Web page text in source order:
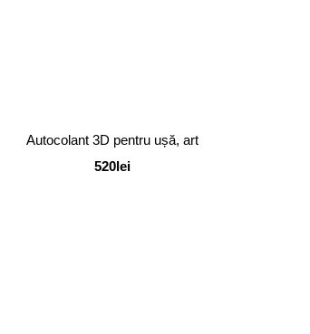
Autocolant 3D pentru ușă, art
520lei